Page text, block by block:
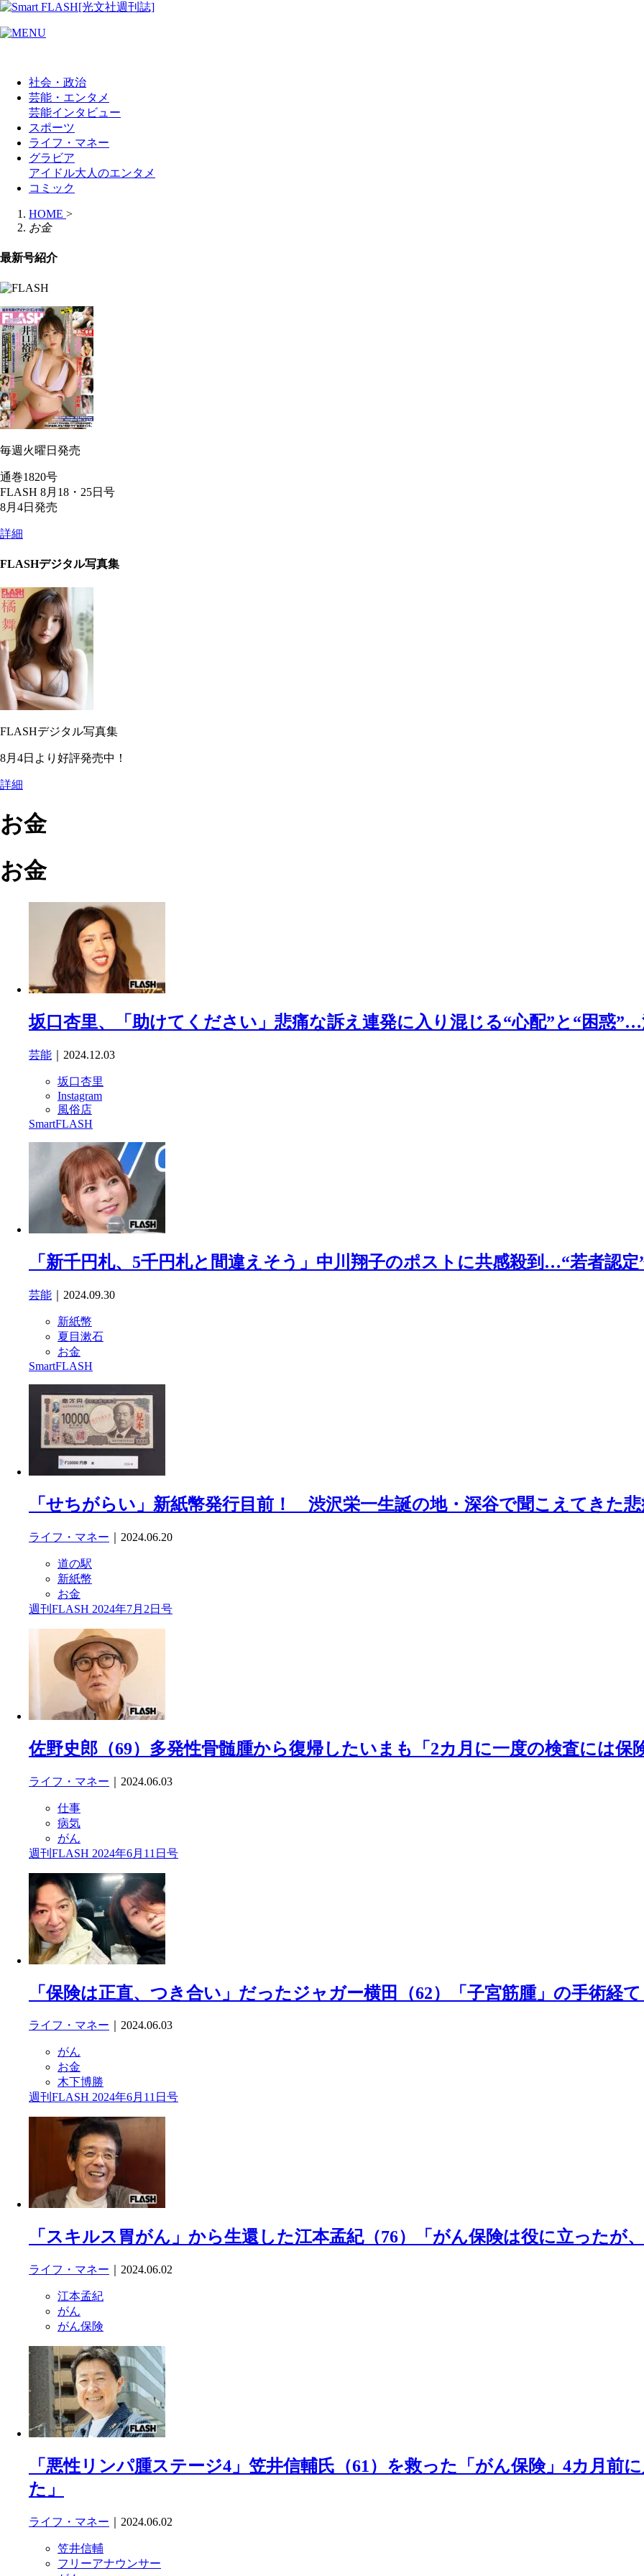
社会・政治
芸能・エンタメ
芸能インタビュー
スポーツ
ライフ・マネー
グラビア
アイドル大人のエンタメ
コミック
HOME >
お金
最新号紹介
毎週火曜日発売
通巻1820号
FLASH 8月18・25日号
8月4日発売
詳細
FLASHデジタル写真集
FLASHデジタル写真集
8月4日より好評発売中！
詳細
お金
お金
坂口杏里、「助けてください」悲痛な訴え連発に入り混じる“心配”と“困惑
芸能 ｜2024.12.03
坂口杏里
Instagram
風俗店
SmartFLASH
「新千円札、5千円札と間違えそう」中川翔子のポストに共感殺到…“若者認
芸能 ｜2024.09.30
新紙幣
夏目漱石
お金
SmartFLASH
「せちがらい」新紙幣発行目前！ 渋沢栄一生誕の地・深谷で聞こえてきた
ライフ・マネー ｜2024.06.20
道の駅
新紙幣
お金
週刊FLASH 2024年7月2日号
佐野史郎（69）多発性骨髄腫から復帰したいまも「2カ月に一度の検査には保
ライフ・マネー ｜2024.06.03
仕事
病気
がん
週刊FLASH 2024年6月11日号
「保険は正直、つき合い」だったジャガー横田（62）「子宮筋腫」の手術経
ライフ・マネー ｜2024.06.03
がん
お金
木下博勝
週刊FLASH 2024年6月11日号
「スキルス胃がん」から生還した江本孟紀（76）「がん保険は役に立ったが
ライフ・マネー ｜2024.06.02
江本孟紀
がん
がん保険
「悪性リンパ腫ステージ4」笠井信輔氏（61）を救った「がん保険」4カ月前
た」
ライフ・マネー ｜2024.06.02
笠井信輔
フリーアナウンサー